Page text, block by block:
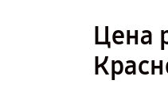
Цена